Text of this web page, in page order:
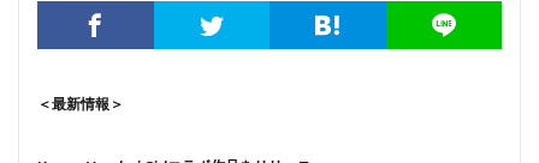
＜最新情報＞